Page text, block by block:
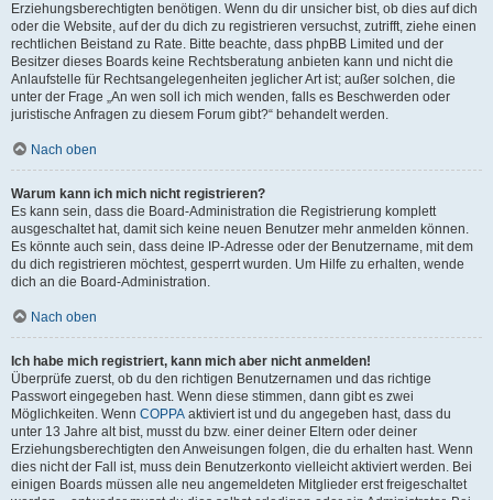
Erziehungsberechtigten benötigen. Wenn du dir unsicher bist, ob dies auf dich
oder die Website, auf der du dich zu registrieren versuchst, zutrifft, ziehe einen
rechtlichen Beistand zu Rate. Bitte beachte, dass phpBB Limited und der
Besitzer dieses Boards keine Rechtsberatung anbieten kann und nicht die
Anlaufstelle für Rechtsangelegenheiten jeglicher Art ist; außer solchen, die
unter der Frage „An wen soll ich mich wenden, falls es Beschwerden oder
juristische Anfragen zu diesem Forum gibt?“ behandelt werden.
Nach oben
Warum kann ich mich nicht registrieren?
Es kann sein, dass die Board-Administration die Registrierung komplett
ausgeschaltet hat, damit sich keine neuen Benutzer mehr anmelden können.
Es könnte auch sein, dass deine IP-Adresse oder der Benutzername, mit dem
du dich registrieren möchtest, gesperrt wurden. Um Hilfe zu erhalten, wende
dich an die Board-Administration.
Nach oben
Ich habe mich registriert, kann mich aber nicht anmelden!
Überprüfe zuerst, ob du den richtigen Benutzernamen und das richtige
Passwort eingegeben hast. Wenn diese stimmen, dann gibt es zwei
Möglichkeiten. Wenn COPPA aktiviert ist und du angegeben hast, dass du
unter 13 Jahre alt bist, musst du bzw. einer deiner Eltern oder deiner
Erziehungsberechtigten den Anweisungen folgen, die du erhalten hast. Wenn
dies nicht der Fall ist, muss dein Benutzerkonto vielleicht aktiviert werden. Bei
einigen Boards müssen alle neu angemeldeten Mitglieder erst freigeschaltet